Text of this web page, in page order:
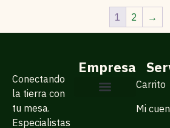
1 2 →
Conectando
la tierra con
tu mesa.
Especialistas
Empresa
Carrito
Mi